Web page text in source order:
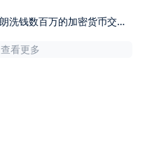
洗钱数百万的加密货币交易
查看更多